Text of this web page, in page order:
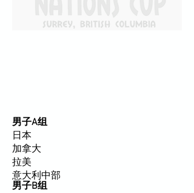
男子A组
日本
加拿大
拉美
意大利中部
男子B组